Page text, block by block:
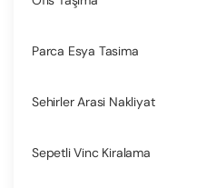
Parca Esya Tasima
Sehirler Arasi Nakliyat
Sepetli Vinc Kiralama